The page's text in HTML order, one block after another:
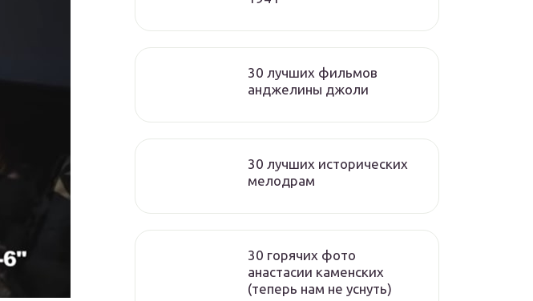
30 лучших фильмов
анджелины джоли
30 лучших исторических
мелодрам
30 горячих фото
анастасии каменских
(теперь нам не уснуть)